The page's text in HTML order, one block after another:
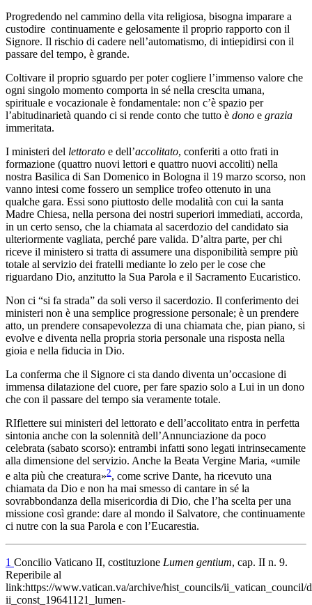
Progredendo nel cammino della vita religiosa, bisogna imparare a
custodire continuamente e gelosamente il proprio rapporto con il
Signore. Il rischio di cadere nell’automatismo, di intiepidirsi con il
passare del tempo, è grande.
Coltivare il proprio sguardo per poter cogliere l’immenso valore che
ogni singolo momento comporta in sé nella crescita umana,
spirituale e vocazionale è fondamentale: non c’è spazio per
l’abitudinarietà quando ci si rende conto che tutto è dono e grazia
immeritata.
I ministeri del lettorato e dell’accolitato, conferiti a otto frati in
formazione (quattro nuovi lettori e quattro nuovi accoliti) nella
nostra Basilica di San Domenico in Bologna il 19 marzo scorso, non
vanno intesi come fossero un semplice trofeo ottenuto in una
qualche gara. Essi sono piuttosto delle modalità con cui la santa
Madre Chiesa, nella persona dei nostri superiori immediati, accorda,
in un certo senso, che la chiamata al sacerdozio del candidato sia
ulteriormente vagliata, perché pare valida. D’altra parte, per chi
riceve il ministero si tratta di assumere una disponibilità sempre più
totale al servizio dei fratelli mediante lo zelo per le cose che
riguardano Dio, anzitutto la Sua Parola e il Sacramento Eucaristico.
Non ci “si fa strada” da soli verso il sacerdozio. Il conferimento dei
ministeri non è una semplice progressione personale; è un prendere
atto, un prendere consapevolezza di una chiamata che, pian piano, si
evolve e diventa nella propria storia personale una risposta nella
gioia e nella fiducia in Dio.
La conferma che il Signore ci sta dando diventa un’occasione di
immensa dilatazione del cuore, per fare spazio solo a Lui in un dono
che con il passare del tempo sia veramente totale.
RIflettere sui ministeri del lettorato e dell’accolitato entra in perfetta
sintonia anche con la solennità dell’Annunciazione da poco
celebrata (sabato scorso): entrambi infatti sono legati intrinsecamente
alla dimensione del servizio. Anche la Beata Vergine Maria, «umile
e alta più che creatura»2, come scrive Dante, ha ricevuto una
chiamata da Dio e non ha mai smesso di cantare in sé la
sovrabbondanza della misericordia di Dio, che l’ha scelta per una
missione così grande: dare al mondo il Salvatore, che continuamente
ci nutre con la sua Parola e con l’Eucarestia.
1 Concilio Vaticano II, costituzione Lumen gentium, cap. II n. 9.
Reperibile al
link:https://www.vatican.va/archive/hist_councils/ii_vatican_council/
ii_const_19641121_lumen-